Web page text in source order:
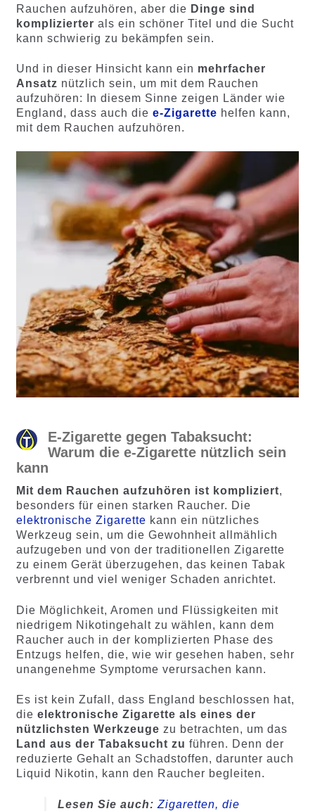
Rauchen aufzuhören, aber die Dinge sind
komplizierter als ein schöner Titel und die Sucht
kann schwierig zu bekämpfen sein.
Und in dieser Hinsicht kann ein mehrfacher
Ansatz nützlich sein, um mit dem Rauchen
aufzuhören: In diesem Sinne zeigen Länder wie
England, dass auch die e-Zigarette helfen kann,
mit dem Rauchen aufzuhören.
E-Zigarette gegen Tabaksucht:
Warum die e-Zigarette nützlich sein
kann
Mit dem Rauchen aufzuhören ist kompliziert,
besonders für einen starken Raucher. Die
elektronische Zigarette kann ein nützliches
Werkzeug sein, um die Gewohnheit allmählich
aufzugeben und von der traditionellen Zigarette
zu einem Gerät überzugehen, das keinen Tabak
verbrennt und viel weniger Schaden anrichtet.
Die Möglichkeit, Aromen und Flüssigkeiten mit
niedrigem Nikotingehalt zu wählen, kann dem
Raucher auch in der komplizierten Phase des
Entzugs helfen, die, wie wir gesehen haben, sehr
unangenehme Symptome verursachen kann.
Es ist kein Zufall, dass England beschlossen hat,
die elektronische Zigarette als eines der
nützlichsten Werkzeuge zu betrachten, um das
Land aus der Tabaksucht zu führen. Denn der
reduzierte Gehalt an Schadstoffen, darunter auch
Liquid Nikotin, kann den Raucher begleiten.
Lesen Sie auch: Zigaretten, die